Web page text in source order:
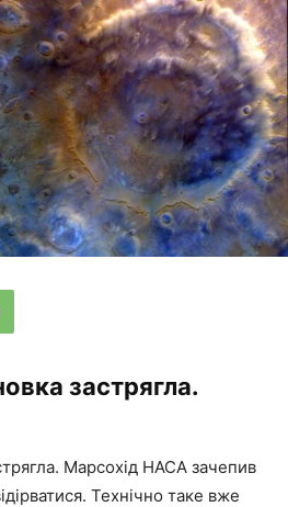
застрягла.
Марсохід НАСА зачепив
Технічно таке вже